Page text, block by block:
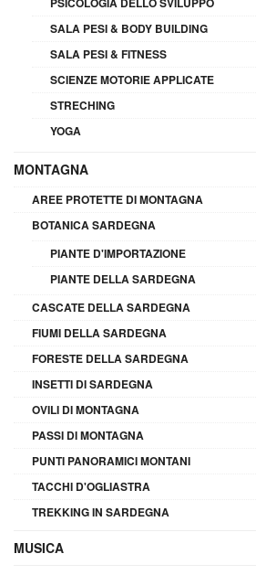
SALA PESI & BODY BUILDING
SALA PESI & FITNESS
SCIENZE MOTORIE APPLICATE
STRECHING
YOGA
MONTAGNA
AREE PROTETTE DI MONTAGNA
BOTANICA SARDEGNA
PIANTE D'IMPORTAZIONE
PIANTE DELLA SARDEGNA
CASCATE DELLA SARDEGNA
FIUMI DELLA SARDEGNA
FORESTE DELLA SARDEGNA
INSETTI DI SARDEGNA
OVILI DI MONTAGNA
PASSI DI MONTAGNA
PUNTI PANORAMICI MONTANI
TACCHI D'OGLIASTRA
TREKKING IN SARDEGNA
MUSICA